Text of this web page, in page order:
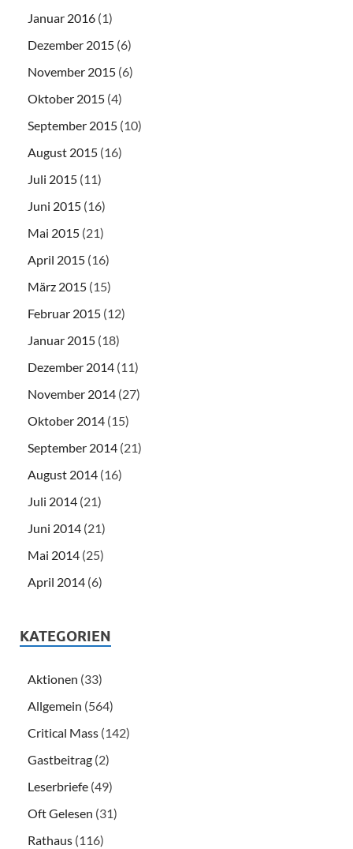
Januar 2016 (1)
Dezember 2015 (6)
November 2015 (6)
Oktober 2015 (4)
September 2015 (10)
August 2015 (16)
Juli 2015 (11)
Juni 2015 (16)
Mai 2015 (21)
April 2015 (16)
März 2015 (15)
Februar 2015 (12)
Januar 2015 (18)
Dezember 2014 (11)
November 2014 (27)
Oktober 2014 (15)
September 2014 (21)
August 2014 (16)
Juli 2014 (21)
Juni 2014 (21)
Mai 2014 (25)
April 2014 (6)
KATEGORIEN
Aktionen (33)
Allgemein (564)
Critical Mass (142)
Gastbeitrag (2)
Leserbriefe (49)
Oft Gelesen (31)
Rathaus (116)